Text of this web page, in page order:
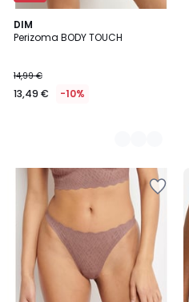
DIM
Perizoma BODY TOUCH
14,99 €
13,49 € -10%
2
Colori